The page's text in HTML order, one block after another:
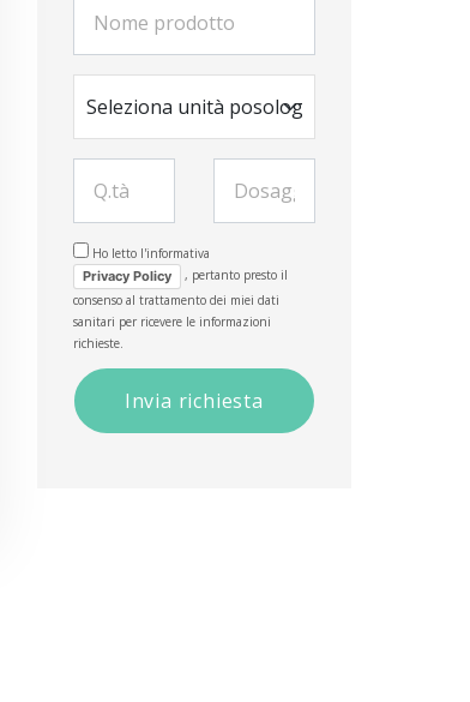
Ho letto l'informativa
Privacy Policy
, pertanto presto il
consenso al trattamento dei miei dati
sanitari per ricevere le informazioni
richieste.